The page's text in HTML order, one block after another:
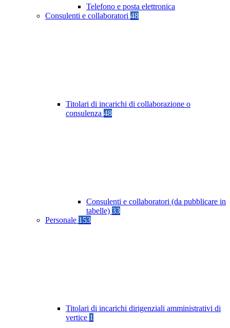
Telefono e posta elettronica
Consulenti e collaboratori 48
Titolari di incarichi di collaborazione o
consulenza 48
Consulenti e collaboratori (da pubblicare in
tabelle) 33
Personale 153
Titolari di incarichi dirigenziali amministrativi di
vertice 1